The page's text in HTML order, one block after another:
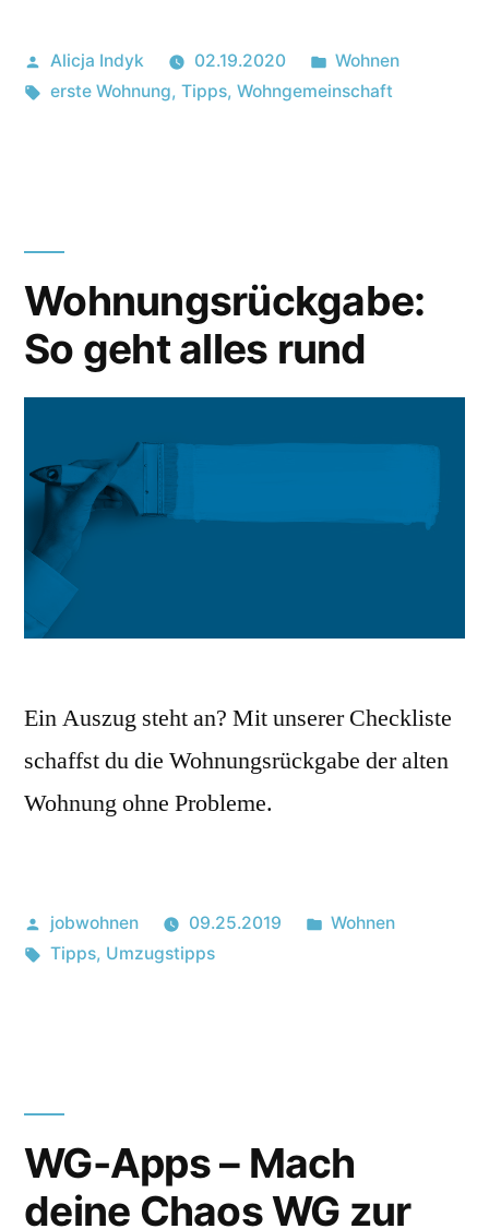
Posted
by
Alicja Indyk 02.19.2020
Posted
in
Wohnen
Tags:
erste Wohnung, Tipps, Wohngemeinschaft
Wohnungsrückgabe:
So geht alles rund
Ein Auszug steht an? Mit unserer Checkliste
schaffst du die Wohnungsrückgabe der alten
Wohnung ohne Probleme.
Posted
by
jobwohnen 09.25.2019
Posted
Wohnen
Tags:
Tipps, Umzugstipps
WG-Apps – Mach
deine Chaos WG zur